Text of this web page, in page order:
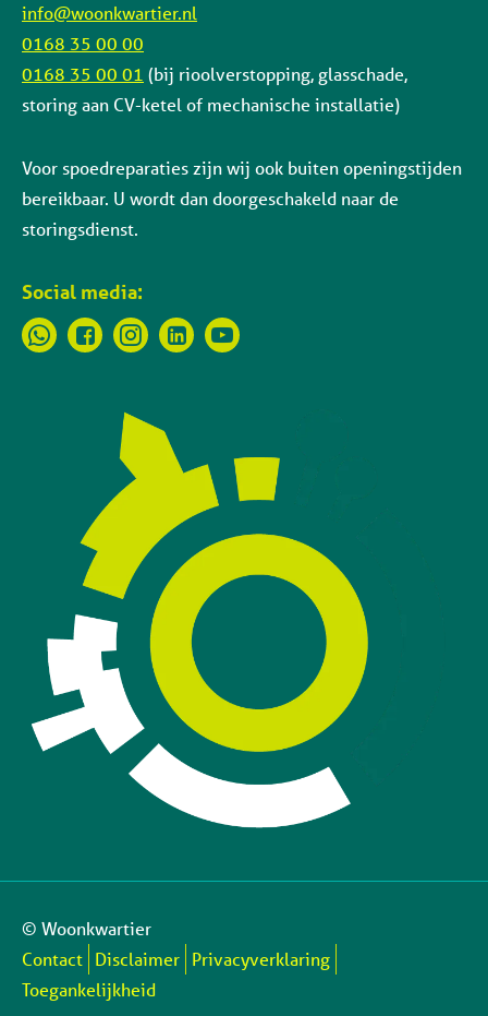
info@woonkwartier.nl
0168 35 00 00
0168 35 00 01 (bij rioolverstopping, glasschade,
storing aan CV-ketel of mechanische installatie)
Voor spoedreparaties zijn wij ook buiten openingstijden
bereikbaar. U wordt dan doorgeschakeld naar de
storingsdienst.
Social media:
© Woonkwartier
Contact Disclaimer Privacyverklaring
Toegankelijkheid